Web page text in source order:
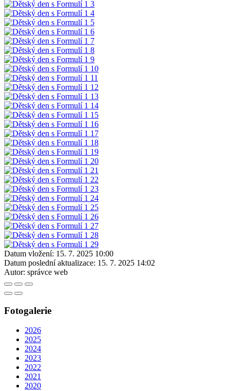
Datum vložení: 15. 7. 2025 10:00
Datum poslední aktualizace: 15. 7. 2025 14:02
Autor: správce web
Fotogalerie
2026
2025
2024
2023
2022
2021
2020